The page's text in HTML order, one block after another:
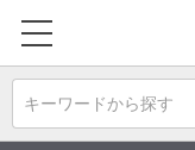
キーワードから探す